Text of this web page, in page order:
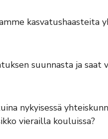
kasvatushaasteita
suunnasta ja saat
nykyisessä
vierailla kouluissa?